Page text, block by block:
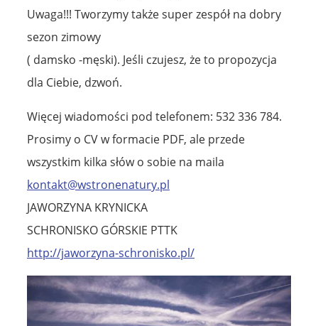
Uwaga!!! Tworzymy także super zespół na dobry
sezon zimowy
( damsko -męski). Jeśli czujesz, że to propozycja
dla Ciebie, dzwoń.
Więcej wiadomości pod telefonem: 532 336 784.
Prosimy o CV w formacie PDF, ale przede
wszystkim kilka słów o sobie na maila
kontakt@wstronenatury.pl
JAWORZYNA KRYNICKA
SCHRONISKO GÓRSKIE PTTK
http://jaworzyna-schronisko.pl/